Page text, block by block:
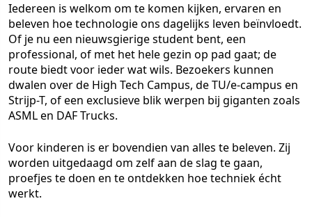
Iedereen is welkom om te komen kijken, ervaren en
beleven hoe technologie ons dagelijks leven beïnvloedt.
Of je nu een nieuwsgierige student bent, een
professional, of met het hele gezin op pad gaat; de
route biedt voor ieder wat wils. Bezoekers kunnen
dwalen over de High Tech Campus, de TU/e-campus en
Strijp-T, of een exclusieve blik werpen bij giganten zoals
ASML en DAF Trucks.
Voor kinderen is er bovendien van alles te beleven. Zij
worden uitgedaagd om zelf aan de slag te gaan,
proefjes te doen en te ontdekken hoe techniek écht
werkt.